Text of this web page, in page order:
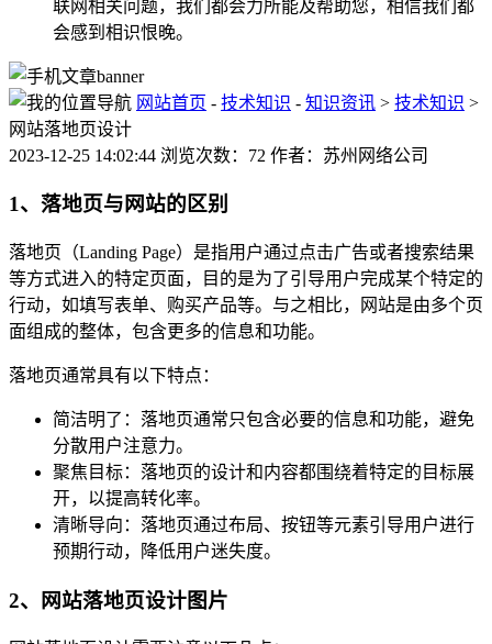
联网相关问题，我们都会力所能及帮助您，相信我们都
会感到相识恨晚。
网站首页 - 技术知识 - 知识资讯 > 技术知识 >
网站落地页设计
2023-12-25 14:02:44 浏览次数：72 作者：苏州网络公司
1、落地页与网站的区别
落地页（Landing Page）是指用户通过点击广告或者搜索结果
等方式进入的特定页面，目的是为了引导用户完成某个特定的
行动，如填写表单、购买产品等。与之相比，网站是由多个页
面组成的整体，包含更多的信息和功能。
落地页通常具有以下特点：
简洁明了：落地页通常只包含必要的信息和功能，避免
分散用户注意力。
聚焦目标：落地页的设计和内容都围绕着特定的目标展
开，以提高转化率。
清晰导向：落地页通过布局、按钮等元素引导用户进行
预期行动，降低用户迷失度。
2、网站落地页设计图片